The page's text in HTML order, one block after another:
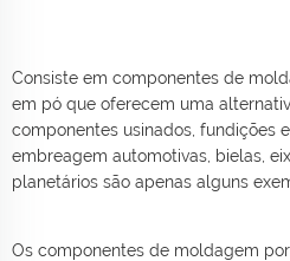
Consiste em componentes de
em pó que oferecem uma
componentes usinados, fundições
embreagem automotivas, bielas,
planetários são apenas alguns
Os componentes de moldagem